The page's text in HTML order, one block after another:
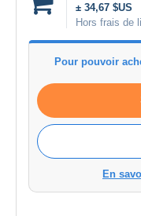
± 34,67 $US
Hors frais de
Pour pouvoir
En